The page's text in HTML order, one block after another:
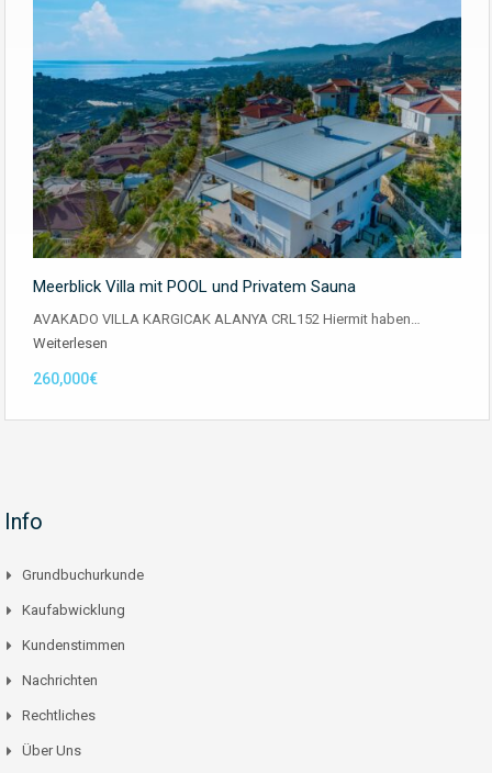
Meerblick Villa mit POOL und Privatem Sauna
AVAKADO VILLA KARGICAK ALANYA CRL152 Hiermit haben…
Weiterlesen
260,000€
Info
Grundbuchurkunde
Kaufabwicklung
Kundenstimmen
Nachrichten
Rechtliches
Über Uns